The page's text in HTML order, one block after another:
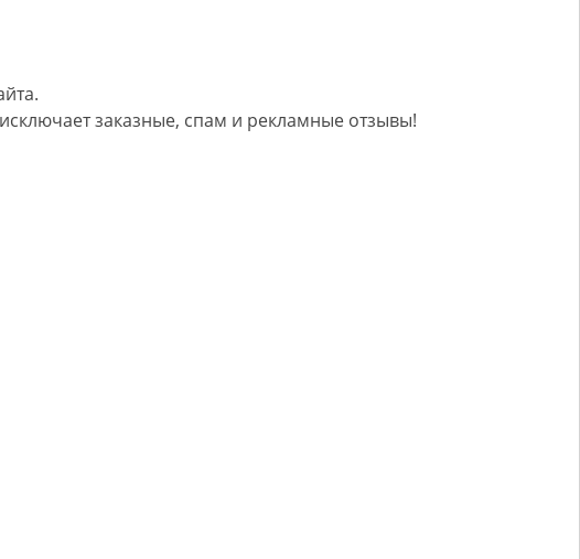
заказные, спам и рекламные отзывы!